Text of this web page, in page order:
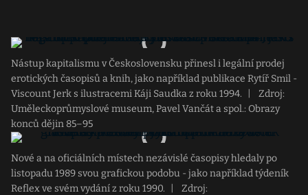
Nástup kapitalismu v Československu přinesl i legální prodej
erotických časopisů a knih, jako například publikace Rytíř Smil -
Viscount Jerk s ilustracemi Káji Saudka z roku 1994.
Zdroj:
Uměleckoprůmyslové museum, Pavel Vančát a spol.: Obrazy
konců dějin 85–95
Nové a na oficiálních místech nezávislé časopisy hledaly po
listopadu 1989 svou grafickou podobu - jako například týdeník
Reflex ve svém vydání z roku 1990.
Zdroj: